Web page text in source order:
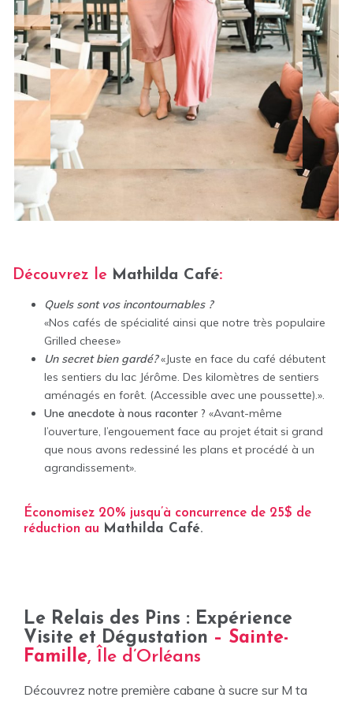
Découvrez le Mathilda Café:
Quels sont vos incontournables ?
«Nos cafés de spécialité ainsi que notre très populaire
Grilled cheese»
Un secret bien gardé?«Juste en face du café débutent
les sentiers du lac Jérôme. Des kilomètres de sentiers
aménagés en forêt. (Accessible avec une poussette).».
Une anecdote à nous raconter ? «Avant-même
l’ouverture, l’engouement face au projet était si grand
que nous avons redessiné les plans et procédé à un
agrandissement».
Économisez 20% jusqu’à concurrence de 25$ de
réduction au Mathilda Café.
Le Relais des Pins : Expérience
Visite et Dégustation – Sainte-
Famille, Île d’Orléans
Découvrez notre première cabane à sucre sur M ta